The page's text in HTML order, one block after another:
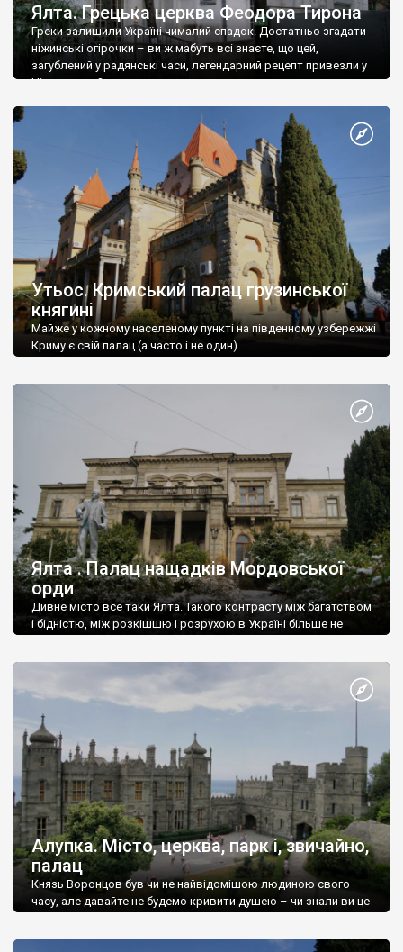
Ялта. Грецька церква Феодора Тирона
Греки залишили Україні чималий спадок. Достатньо згадати
ніжинські огірочки – ви ж мабуть всі знаєте, що цей,
загублений у радянські часи, легендарний рецепт привезли у
Ніжин греки?
Утьос. Кримський палац грузинської
княгині
Майже у кожному населеному пункті на південному узбережжі
Криму є свій палац (а часто і не один).
Ялта . Палац нащадків Мордовської
орди
Дивне місто все таки Ялта. Такого контрасту між багатством
і бідністю, між розкішшю і розрухою в Україні більше не
Алупка. Місто, церква, парк і, звичайно,
палац
Князь Воронцов був чи не найвідомішою людиною свого
часу, але давайте не будемо кривити душею – чи знали ви це